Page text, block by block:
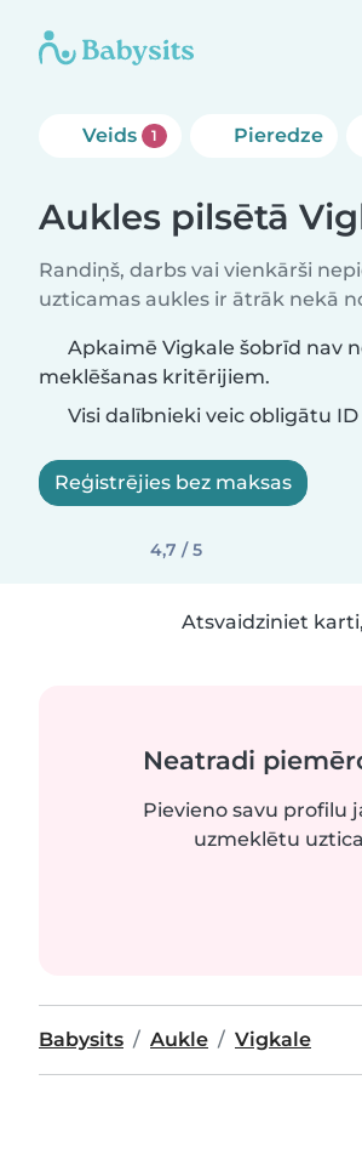
Veids 1 Pieredze
Aukles pilsētā
Randiņš, darbs vai vienkārši
uzticamas aukles ir ātrāk nekā
Apkaimē Vigkale šobrīd nav
meklēšanas kritērijiem.
Visi dalībnieki veic obligātu
Reģistrējies bez maksas
4,7 / 5
Atsvaidziniet
Neatradi
Pievieno savu profilu
uzmeklētu
Babysits Aukle Vigkale